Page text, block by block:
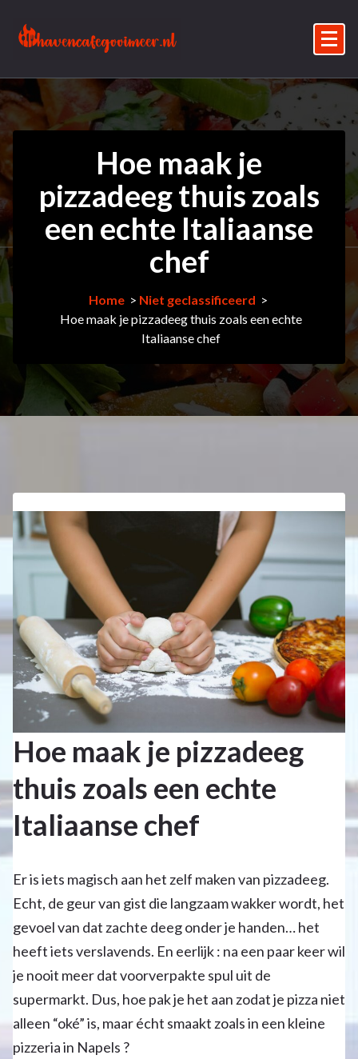
content
Hoe maak je
pizzadeeg thuis zoals
een echte Italiaanse
chef
Home> Niet geclassificeerd >
Hoe maak je pizzadeeg thuis zoals een echte
Italiaanse chef
Hoe maak je pizzadeeg
thuis zoals een echte
Italiaanse chef
Er is iets magisch aan het zelf maken van pizzadeeg.
Echt, de geur van gist die langzaam wakker wordt, het
gevoel van dat zachte deeg onder je handen… het
heeft iets verslavends. En eerlijk : na een paar keer wil
je nooit meer dat voorverpakte spul uit de
supermarkt. Dus, hoe pak je het aan zodat je pizza niet
alleen “oké” is, maar écht smaakt zoals in een kleine
pizzeria in Napels ?